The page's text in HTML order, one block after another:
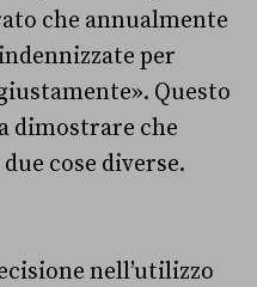
che annualmente
per
Questo
dimostrare che
cose diverse.
nell’utilizzo